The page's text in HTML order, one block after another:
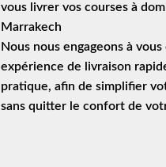
vous livrer vos courses à
Marrakech
Nous nous engageons à
expérience de
livraison
pratique, afin de simplifier
sans quitter le confort de